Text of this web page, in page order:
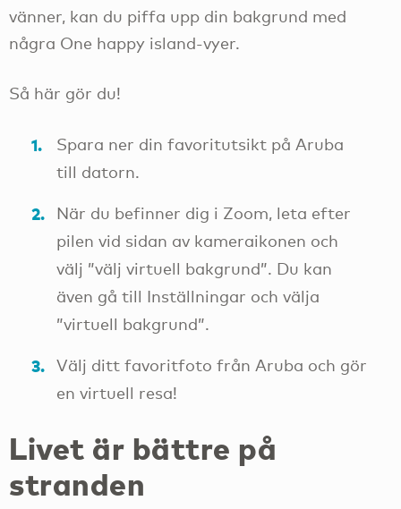
vänner, kan du piffa upp din bakgrund med
några One happy island-vyer.
Så här gör du!
Spara ner din favoritutsikt på Aruba
till datorn.
När du befinner dig i Zoom, leta efter
pilen vid sidan av kameraikonen och
välj ”välj virtuell bakgrund”. Du kan
även gå till Inställningar och välja
”virtuell bakgrund”.
Välj ditt favoritfoto från Aruba och gör
en virtuell resa!
Livet är bättre på
stranden